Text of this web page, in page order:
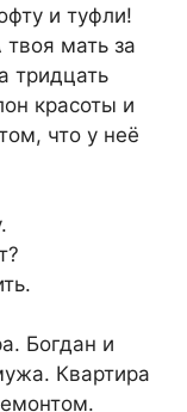
и туфли!
мать за
тридцать
красоты и
что у неё
Богдан и
Квартира